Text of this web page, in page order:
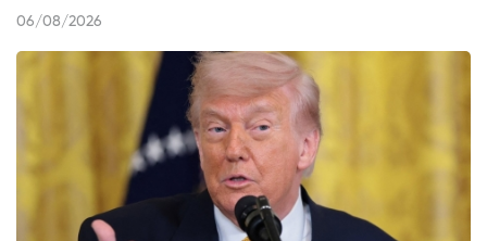
06/08/2026